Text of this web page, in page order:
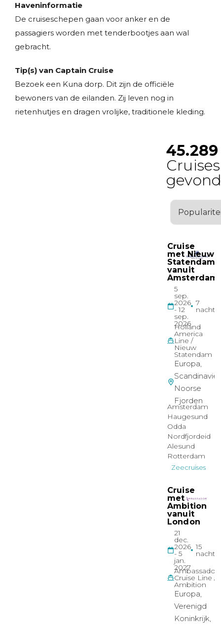
Haveninformatie
De cruiseschepen gaan voor anker en de
passagiers worden met tenderbootjes aan wal
gebracht.
Tip(s) van Captain Cruise
Bezoek een Kuna dorp. Dit zijn de officiële
bewoners van de eilanden. Zij leven nog in
rietenhutjes en dragen vrolijke, traditionele kleding.